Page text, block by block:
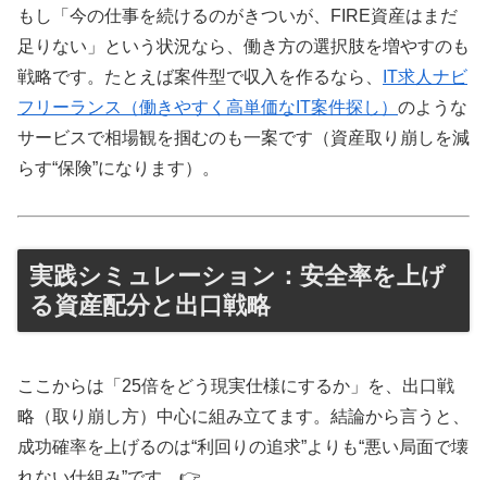
もし「今の仕事を続けるのがきついが、FIRE資産はまだ
足りない」という状況なら、働き方の選択肢を増やすのも
戦略です。たとえば案件型で収入を作るなら、
IT求人ナビ
フリーランス（働きやすく高単価なIT案件探し） のような
サービスで相場観を掴むのも一案です（資産取り崩しを減
らす“保険”になります）。
実践シミュレーション：安全率を上げ
る資産配分と出口戦略
ここからは「25倍をどう現実仕様にするか」を、出口戦
略（取り崩し方）中心に組み立てます。結論から言うと、
成功確率を上げるのは“利回りの追求”よりも“悪い局面で壊